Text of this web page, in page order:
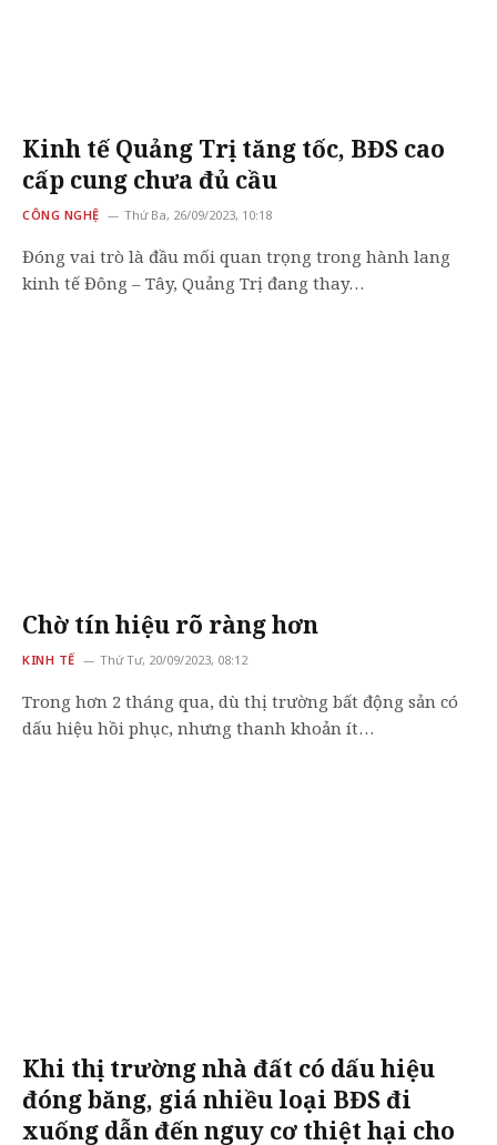
Kinh tế Quảng Trị tăng tốc, BĐS cao
cấp cung chưa đủ cầu
CÔNG NGHỆ Thứ Ba, 26/09/2023, 10:18
Đóng vai trò là đầu mối quan trọng trong hành lang
kinh tế Đông – Tây, Quảng Trị đang thay…
Chờ tín hiệu rõ ràng hơn
KINH TẾ Thứ Tư, 20/09/2023, 08:12
Trong hơn 2 tháng qua, dù thị trường bất động sản có
dấu hiệu hồi phục, nhưng thanh khoản ít…
Khi thị trường nhà đất có dấu hiệu
đóng băng, giá nhiều loại BĐS đi
xuống dẫn đến nguy cơ thiệt hại cho